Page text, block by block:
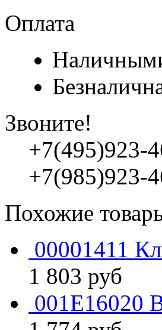
Оплата
Звоните!
+7(495)923-
+7(985)923-
Похожие
00001411
1 803 руб
001E16020